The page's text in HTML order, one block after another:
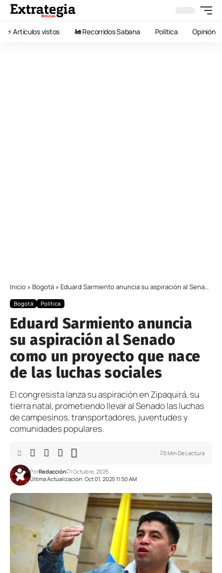
⚡️ Artículos vistos 🚂 Recorridos Sabana Política Opinión
Inicio » Bogotá » Eduard Sarmiento anuncia su aspiración al Senado como un proyecto que nace de las luchas sociales
Bogotá Política
Eduard Sarmiento anuncia
su aspiración al Senado
como un proyecto que nace
de las luchas sociales
El congresista lanza su aspiración en Zipaquirá, su
tierra natal, prometiendo llevar al Senado las luchas
de campesinos, transportadores, juventudes y
comunidades populares.
Última Actualización: Oct 01, 2025 11:50 AM
PorRedacción 1 Octubre, 2025
5 Min De Lectura